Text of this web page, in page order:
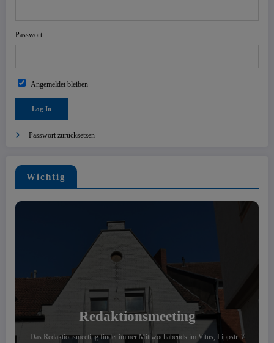
Passwort
Angemeldet bleiben
Passwort zurücksetzen
Wichtig
Redaktionsmeeting
Das Redaktionsmeeting findet immer Mittwochabends im Vitus, Lippstr. 7